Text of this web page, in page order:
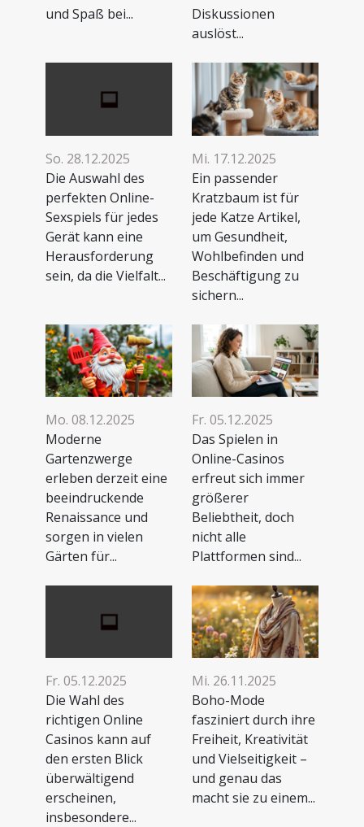
und Spaß bei...
Diskussionen
auslöst...
So. 28.12.2025
Die Auswahl des
perfekten Online-
Sexspiels für jedes
Gerät kann eine
Herausforderung
sein, da die Vielfalt...
Mi. 17.12.2025
Ein passender
Kratzbaum ist für
jede Katze Artikel,
um Gesundheit,
Wohlbefinden und
Beschäftigung zu
sichern...
Mo. 08.12.2025
Moderne
Gartenzwerge
erleben derzeit eine
beeindruckende
Renaissance und
sorgen in vielen
Gärten für...
Fr. 05.12.2025
Das Spielen in
Online-Casinos
erfreut sich immer
größerer
Beliebtheit, doch
nicht alle
Plattformen sind...
Fr. 05.12.2025
Die Wahl des
richtigen Online
Casinos kann auf
den ersten Blick
überwältigend
erscheinen,
insbesondere...
Mi. 26.11.2025
Boho-Mode
fasziniert durch ihre
Freiheit, Kreativität
und Vielseitigkeit –
und genau das
macht sie zu einem...